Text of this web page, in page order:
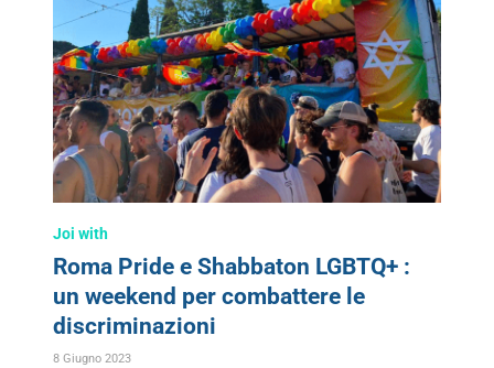
Joi with
Roma Pride e Shabbaton LGBTQ+ :
un weekend per combattere le
discriminazioni
8 Giugno 2023